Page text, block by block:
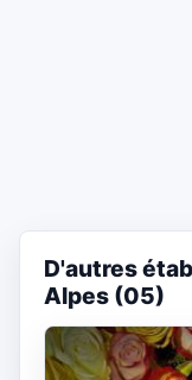
D'autres
Alpes (05)